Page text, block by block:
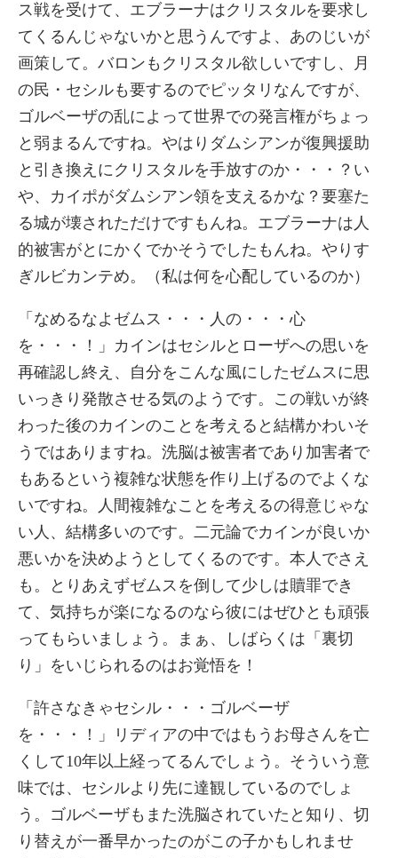
ス戦を受けて、エブラーナはクリスタルを要求し
てくるんじゃないかと思うんですよ、あのじいが
画策して。バロンもクリスタル欲しいですし、月
の民・セシルも要するのでピッタリなんですが、
ゴルベーザの乱によって世界での発言権がちょっ
と弱まるんですね。やはりダムシアンが復興援助
と引き換えにクリスタルを手放すのか・・・？い
や、カイポがダムシアン領を支えるかな？要塞た
る城が壊されただけですもんね。エブラーナは人
的被害がとにかくでかそうでしたもんね。やりす
ぎルビカンテめ。（私は何を心配しているのか）
「なめるなよゼムス・・・人の・・・心
を・・・！」カインはセシルとローザへの思いを
再確認し終え、自分をこんな風にしたゼムスに思
いっきり発散させる気のようです。この戦いが終
わった後のカインのことを考えると結構かわいそ
うではありますね。洗脳は被害者であり加害者で
もあるという複雑な状態を作り上げるのでよくな
いですね。人間複雑なことを考えるの得意じゃな
い人、結構多いのです。二元論でカインが良いか
悪いかを決めようとしてくるのです。本人でさえ
も。とりあえずゼムスを倒して少しは贖罪でき
て、気持ちが楽になるのなら彼にはぜひとも頑張
ってもらいましょう。まぁ、しばらくは「裏切
り」をいじられるのはお覚悟を！
「許さなきゃセシル・・・ゴルベーザ
を・・・！」リディアの中ではもうお母さんを亡
くして10年以上経ってるんでしょう。そういう意
味では、セシルより先に達観しているのでしょ
う。ゴルベーザもまた洗脳されていたと知り、切
り替えが一番早かったのがこの子かもしれませ